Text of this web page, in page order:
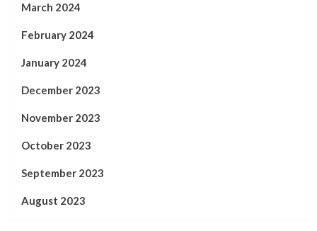
March 2024
February 2024
January 2024
December 2023
November 2023
October 2023
September 2023
August 2023